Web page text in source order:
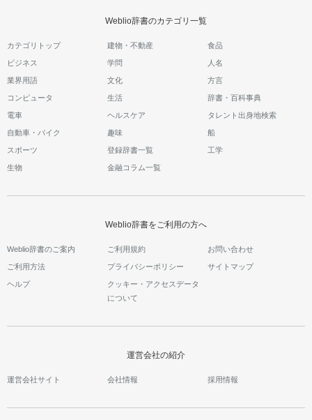
Weblio辞書のカテゴリ一覧
カテゴリトップ 建物・不動産 食品
ビジネス 学問 人名
業界用語 文化 方言
コンピュータ 生活 辞書・百科事典
電車 ヘルスケア タレント出身地検索
自動車・バイク 趣味 船
スポーツ 登録辞書一覧 工学
生物 金融コラム一覧
Weblio辞書をご利用の方へ
Weblio辞書のご案内 ご利用規約 お問い合わせ
ご利用方法 プライバシーポリシー サイトマップ
ヘルプ
クッキー・アクセスデータ
について
運営会社の紹介
運営会社サイト 会社情報 採用情報